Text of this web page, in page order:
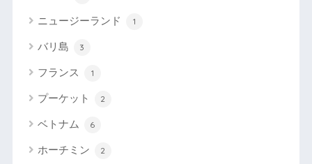
ニュージーランド 1
バリ島 3
フランス 1
プーケット 2
ベトナム 6
ホーチミン 2